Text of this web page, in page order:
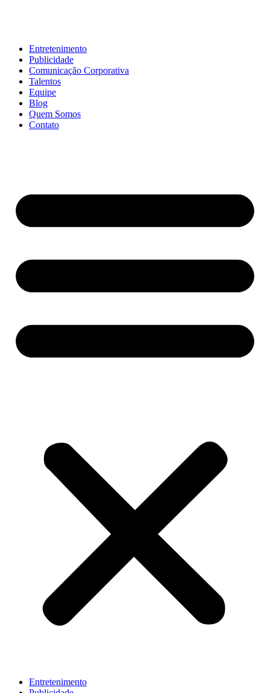
Entretenimento
Publicidade
Comunicação Corporativa
Talentos
Equipe
Blog
Quem Somos
Contato
Entretenimento